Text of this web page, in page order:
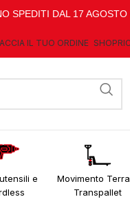
SPEDITI DAL 17 AGOSTO
IL TUO ORDINE SHOP
e
Movimento
Transpallet